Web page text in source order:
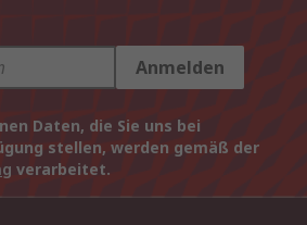
Anmelden
Daten, die Sie uns bei
stellen, werden gemäß der
verarbeitet.